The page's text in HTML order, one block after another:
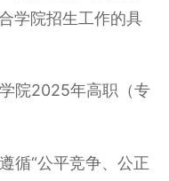
学院招生工作的具
院2025年高职（专
循“公平竞争、公正